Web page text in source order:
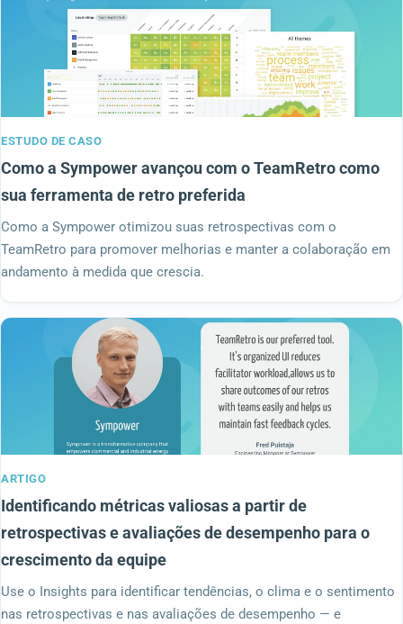
ESTUDO DE CASO
Como a Sympower avançou com o TeamRetro como
sua ferramenta de retro preferida
Como a Sympower otimizou suas retrospectivas com o
TeamRetro para promover melhorias e manter a colaboração em
andamento à medida que crescia.
ARTIGO
Identificando métricas valiosas a partir de
retrospectivas e avaliações de desempenho para o
crescimento da equipe
Use o Insights para identificar tendências, o clima e o sentimento
nas retrospectivas e nas avaliações de desempenho — e